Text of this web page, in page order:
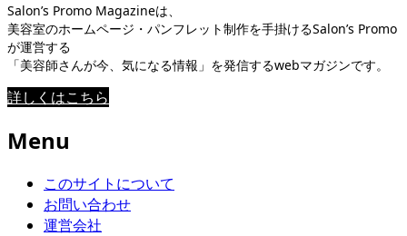
Salon’s Promo Magazineは、
美容室のホームページ・パンフレット制作を手掛けるSalon’s Promo
が運営する
「美容師さんが今、気になる情報」を発信するwebマガジンです。
詳しくはこちら
Menu
このサイトについて
お問い合わせ
運営会社